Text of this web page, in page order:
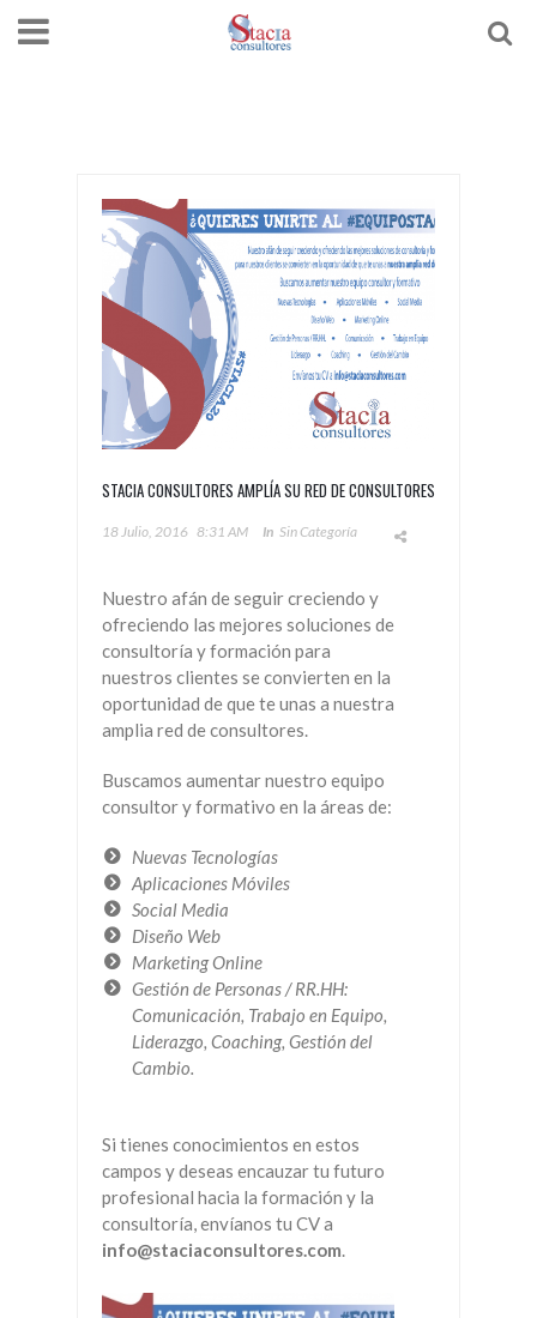
STACIA CONSULTORES AMPLÍA SU RED DE CONSULTORES
18 Julio, 2016 8:31 AM In Sin Categoría
Nuestro afán de seguir creciendo y
ofreciendo las mejores soluciones de
consultoría y formación para
nuestros clientes se convierten en la
oportunidad de que te unas a nuestra
amplia red de consultores.
Buscamos aumentar nuestro equipo
consultor y formativo en la áreas de:
Nuevas Tecnologías
Aplicaciones Móviles
Social Media
Diseño Web
Marketing Online
Gestión de Personas / RR.HH:
Comunicación, Trabajo en Equipo,
Liderazgo, Coaching, Gestión del
Cambio.
Si tienes conocimientos en estos
campos y deseas encauzar tu futuro
profesional hacia la formación y la
consultoría, envíanos tu CV a
info@staciaconsultores.com